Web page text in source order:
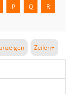
P Q
R
Zeilen